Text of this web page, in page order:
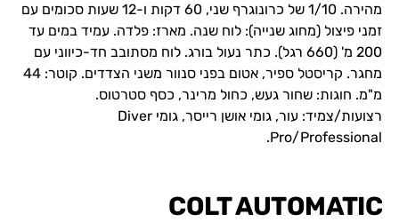
מהירה. 1/10 של כרונוגרף שני, 60 דקות ו-12 שעות סכומים עם
זמני פיצול (מחוג שנייה): לוח שנה. מארז: פלדה. עמיד במים עד
200 מ' (660 רגל). כתר נעול בורג. לוח מסתובב חד-כיווני עם
מחגר. קריסטל ספיר, אטום בפני סנוור משני הצדדים. קוטר: 44
מ"מ. חוגות: שחור געש, כחול מרינר, כסף סטרטוס.
רצועות/צמיד: עור, גומי אושן רייסר, גומי Diver
Pro/Professional.
COLT AUTOMATIC